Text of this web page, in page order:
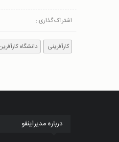
اشتراک گذاری :
کارآفرینی دانشگاه
درباره مدیراینفو